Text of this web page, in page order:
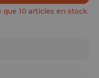
que 10 articles en stock